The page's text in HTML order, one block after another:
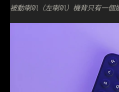
被動喇叭（左喇叭）機背只有一個